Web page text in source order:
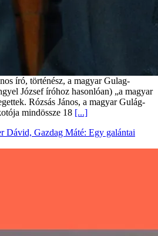
író, történész, a magyar Gulag-
József íróhoz hasonlóan) „a magyar
Rózsás János, a magyar Gulág-
mindössze 18 [...]
Dávid, Gazdag Máté: Egy galántai